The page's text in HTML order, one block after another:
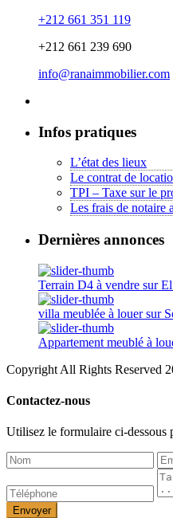
+212 661 351 119
+212 661 239 690
info@ranaimmobilier.com
Infos pratiques
L’état des lieux
Le contrat de
TPI – Taxe sur le
Les frais de notaire
Dernières annonces
Terrain D4 à vendre sur
villa meublée à louer sur
Appartement meublé à
Copyright All Rights Reserved
Contactez-nous
Utilisez le formulaire ci-dessous
Envoyer